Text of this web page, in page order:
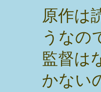
原作は
うなの
監督は
かない